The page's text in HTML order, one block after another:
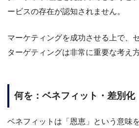
ービスの存在が認知されません。
マーケティングを成功させる上で、
ターゲティングは非常に重要な考え
何を：ベネフィット・差別化
ベネフィットは「恩恵」という意味